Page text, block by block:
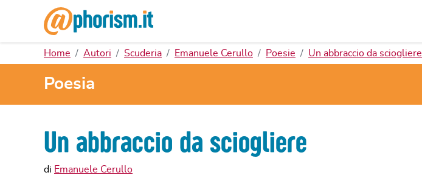
Home Autori Scuderia Emanuele Cerullo Poesie Un abbraccio da sciogliere
Poesia
Un abbraccio da sciogliere
di Emanuele Cerullo